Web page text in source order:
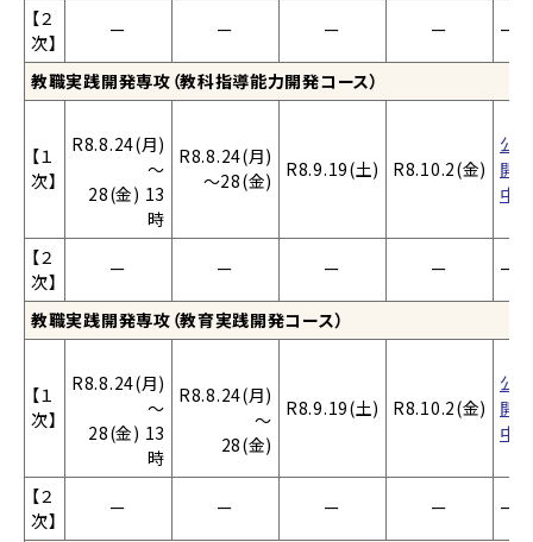
【２
次】
ー ー ー ー ー
教職実践開発専攻（教科指導能力開発コース）
【１
次】
R8.8.24(月)
～
28(金) 13
時
R8.8.24(月)
～28(金)
R8.9.19(土) R8.10.2(金)
公
開
中
【２
次】
ー ー ー ー ー
教職実践開発専攻（教育実践開発コース）
【１
次】
R8.8.24(月)
～
28(金) 13
時
R8.8.24(月)
～
28(金)
R8.9.19(土) R8.10.2(金)
公
開
中
【２
次】
ー ー ー ー ー